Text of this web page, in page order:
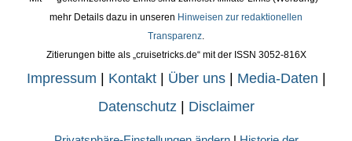
mehr Details dazu in unseren Hinweisen zur redaktionellen
Transparenz.
Zitierungen bitte als „cruisetricks.de“ mit der ISSN 3052-816X
Impressum Kontakt| Über uns| Media-Daten
Datenschutz| Disclaimer